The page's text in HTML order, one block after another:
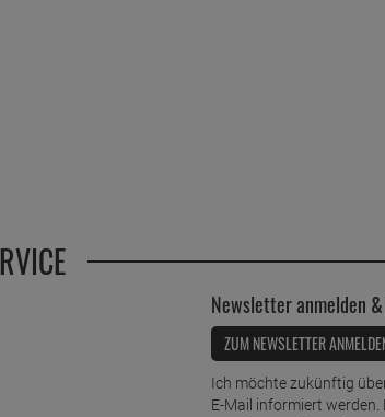
Newsletter anmelden
ZUM NEWSLETTER
Ich möchte zukünftig
E-Mail informiert werden.